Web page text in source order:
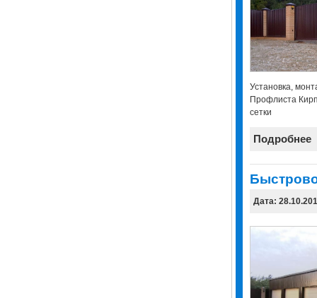
Установка,
Профлиста
сетки
Подробнее
Дата: